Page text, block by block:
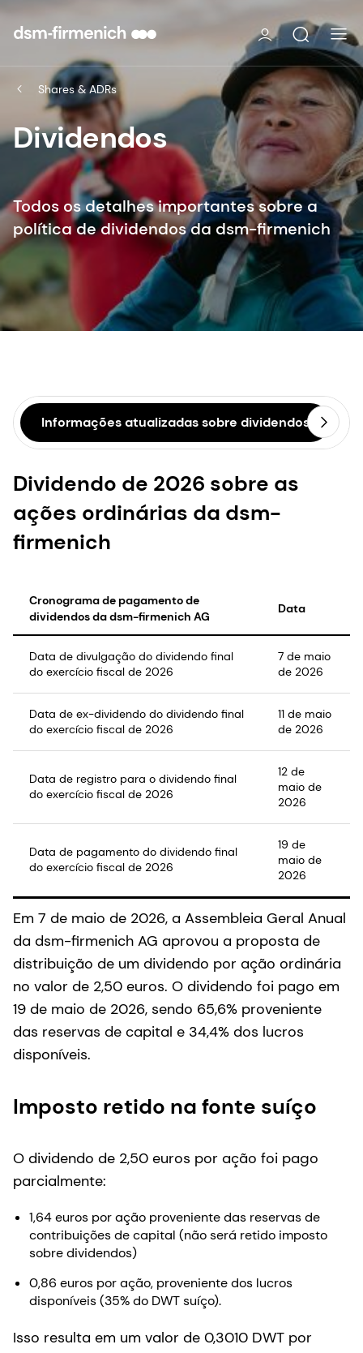
Shares & ADRs
Dividendos
Todos os detalhes importantes sobre a
política de dividendos da dsm-firmenich
Informações atualizadas sobre dividendos
Dividendo de 2026 sobre as
ações ordinárias da dsm-
firmenich
Cronograma de pagamento de
dividendos da dsm-firmenich AG
Data
Data de divulgação do dividendo final
do exercício fiscal de 2026
7 de maio
de 2026
Data de ex-dividendo do dividendo final
do exercício fiscal de 2026
11 de maio
de 2026
Data de registro para o dividendo final
do exercício fiscal de 2026
12 de
maio de
2026
Data de pagamento do dividendo final
do exercício fiscal de 2026
19 de
maio de
2026
Em 7 de maio de 2026, a Assembleia Geral Anual
da dsm-firmenich AG aprovou a proposta de
distribuição de um dividendo por ação ordinária
no valor de 2,50 euros. O dividendo foi pago em
19 de maio de 2026, sendo 65,6% proveniente
das reservas de capital e 34,4% dos lucros
disponíveis.
Imposto retido na fonte suíço
O dividendo de 2,50 euros por ação foi pago
parcialmente:
1,64 euros por ação proveniente das reservas de
contribuições de capital (não será retido imposto
sobre dividendos)
0,86 euros por ação, proveniente dos lucros
disponíveis (35% do DWT suíço).
Isso resulta em um valor de 0,3010 DWT por